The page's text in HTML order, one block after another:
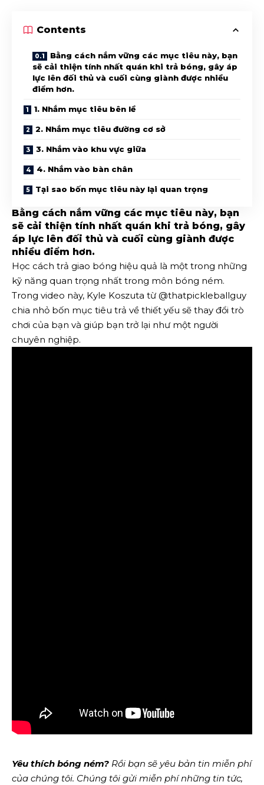
Contents
Bằng cách nắm vững các mục tiêu này, bạn
sẽ cải thiện tính nhất quán khi trả bóng, gây áp
lực lên đối thủ và cuối cùng giành được nhiều
điểm hơn.
1. Nhắm mục tiêu bên lề
2. Nhắm mục tiêu đường cơ sở
3. Nhắm vào khu vực giữa
4. Nhắm vào bàn chân
Tại sao bốn mục tiêu này lại quan trọng
Bằng cách nắm vững các mục tiêu này, bạn
sẽ cải thiện tính nhất quán khi trả bóng, gây
áp lực lên đối thủ và cuối cùng giành được
nhiều điểm hơn.
Học cách trả giao bóng hiệu quả là một trong những
kỹ năng quan trọng nhất trong môn bóng ném.
Trong video này, Kyle Koszuta từ @thatpickleballguy
chia nhỏ bốn mục tiêu trả về thiết yếu sẽ thay đổi trò
chơi của bạn và giúp bạn trở lại như một người
chuyên nghiệp.
Yêu thích bóng ném? Rồi bạn sẽ yêu bản tin miễn phí
của chúng tôi. Chúng tôi gửi miễn phí những tin tức,